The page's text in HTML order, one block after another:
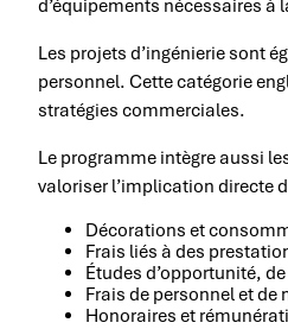
d’équipements nécessaires
Les projets d’ingénierie sont
personnel. Cette catégorie
stratégies commerciales.
Le programme intègre aussi
valoriser l’implication directe
Décorations et
Frais liés à des
Études d’opportunité,
Frais de personnel et de
Honoraires et